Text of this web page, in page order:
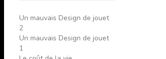
Un mauvais Design de jouet
2
Un mauvais Design de jouet
1